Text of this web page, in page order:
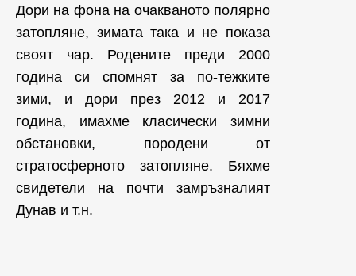
Дори на фона на очакваното полярно
затопляне, зимата така и не показа
своят чар. Родените преди 2000
година си спомнят за по-тежките
зими, и дори през 2012 и 2017
година, имахме класически зимни
обстановки, породени от
стратосферното затопляне. Бяхме
свидетели на почти замръзналият
Дунав и т.н.